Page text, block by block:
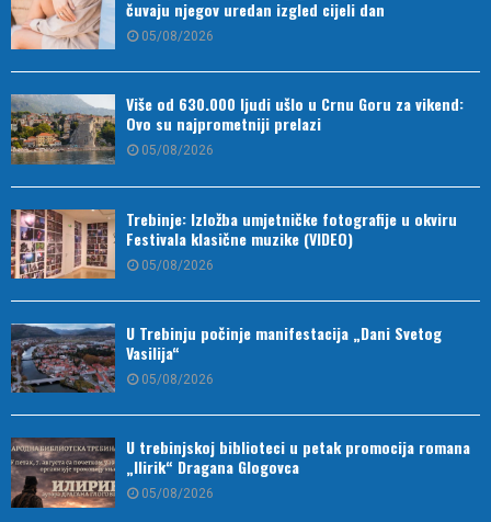
čuvaju njegov uredan izgled cijeli dan
05/08/2026
Više od 630.000 ljudi ušlo u Crnu Goru za vikend:
Ovo su najprometniji prelazi
05/08/2026
Trebinje: Izložba umjetničke fotografije u okviru
Festivala klasične muzike (VIDEO)
05/08/2026
U Trebinju počinje manifestacija „Dani Svetog
Vasilija“
05/08/2026
U trebinjskoj biblioteci u petak promocija romana
„Ilirik“ Dragana Glogovca
05/08/2026